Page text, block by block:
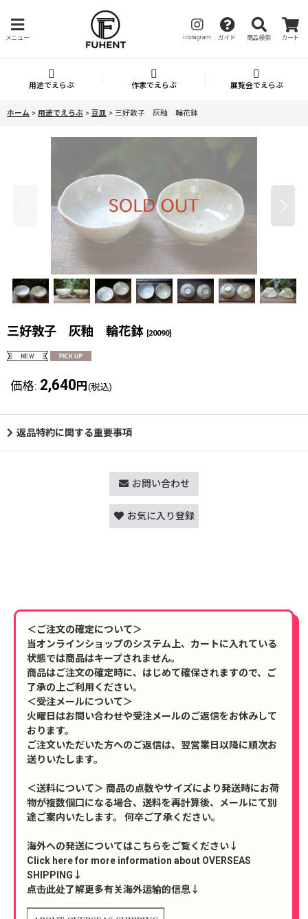
メニュー instagram ガイド 商品検索 カート
用途でえらぶ 作家でえらぶ 展覧会でえらぶ
ホーム > 用途でえらぶ > 豆皿 > 三好敦子 灰釉 輪花鉢
三好敦子 灰釉 輪花鉢 [20090]
価格: 2,640 円 (税込)
返品特約に関する重要事項
お問い合わせ
お気に入り登録
＜ご注文の確定について＞
当オンラインショップのシステム上、カートに入れている
状態では商品はキープされません。
商品はご注文の確定時に、はじめて確保されますので、ご
了承の上ご利用ください。
＜受注メールについて＞
火曜日はお問い合わせや受注メールのご返信をお休みして
おります。
ご注文いただいた方へのご返信は、翌営業日以降に順次お
送りいたします。
＜送料について＞ 商品の点数やサイズにより発送時にお荷
物が複数個口になる場合、送料を再計算後、メールにて別
途ご案内いたします。 何卒ご了承ください。
海外への発送についてはこちらをご覧ください↓
Click here for more information about OVERSEAS
SHIPPING↓
点击此处了解更多有关海外运输的信息↓